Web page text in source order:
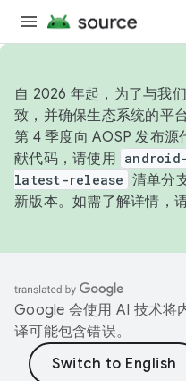
自 2026 年起，为了与我
致，并确保生态系统的平
第 4 季度向 AOSP 发布源
献代码，请使用
latest-release 清单分
新版本。如需了解详情，
Google 会使用 AI 技术将
译可能包含错误。